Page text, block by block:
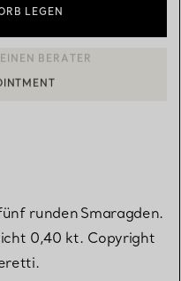
LEGEN
ODER EINEN
runden Smaragden.
0,40 kt. Copyright